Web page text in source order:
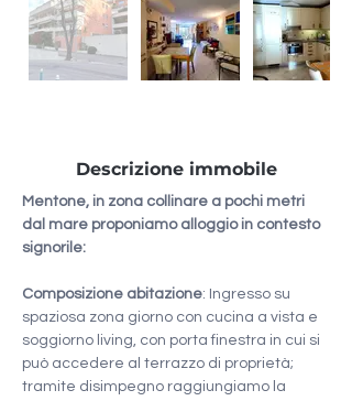
Descrizione immobile
Mentone, in zona collinare a pochi metri
dal mare proponiamo alloggio in contesto
signorile:
Composizione abitazione: Ingresso su
spaziosa zona giorno con cucina a vista e
soggiorno living, con porta finestra in cui si
può accedere al terrazzo di proprietà;
tramite disimpegno raggiungiamo la